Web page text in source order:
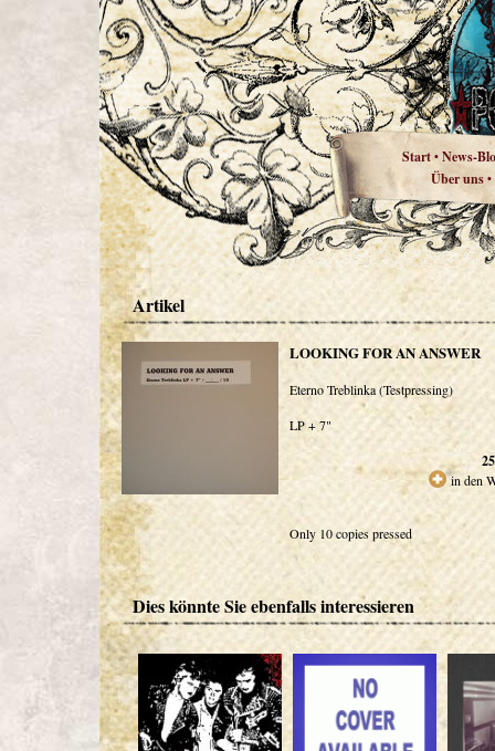
Start•News-
Über uns•
Artikel
LOOKING FOR AN ANSWER
Eterno Treblinka (Testpressing)
LP + 7"
in den
Only 10 copies pressed
Dies könnte Sie ebenfalls interessieren